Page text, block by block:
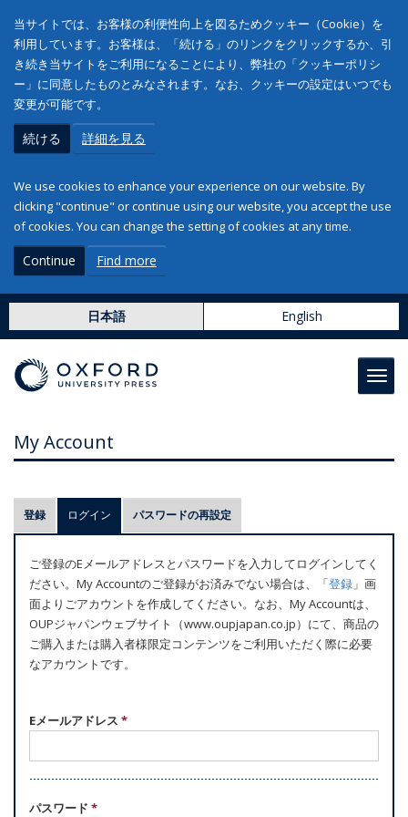
当サイトでは、お客様の利便性向上を図るためクッキー（Cookie）を
利用しています。お客様は、「続ける」のリンクをクリックするか、引
き続き当サイトをご利用になることにより、弊社の「クッキーポリシ
ー」に同意したものとみなされます。なお、クッキーの設定はいつでも
変更が可能です。
続ける 詳細を見る
We use cookies to enhance your experience on our website. By
clicking "continue" or continue using our website, you accept the use
of cookies. You can change the setting of cookies at any time.
Continue Find more
日本語 English
My Account
プ
ラ
マ
リ
ー
タ
ブ
登録 ログイン (アクティブなタブ)
パスワードの再設定
ご登録のEメールアドレスとパスワードを入力してログインしてく
ださい。My Accountのご登録がお済みでない場合は、「登録 」画
面よりごアカウントを作成してください。なお、My Accountは、
OUPジャパンウェブサイト（www.oupjapan.co.jp）にて、商品の
ご購入または購入者様限定コンテンツをご利用いただく際に必要
なアカウントです。
Eメールアドレス *
パスワード *